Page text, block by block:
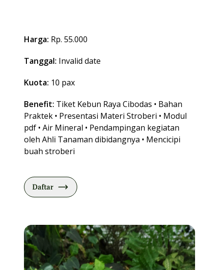
Harga: Rp. 55.000
Tanggal: Invalid date
Kuota: 10 pax
Benefit: Tiket Kebun Raya Cibodas • Bahan
Praktek • Presentasi Materi Stroberi • Modul
pdf • Air Mineral • Pendampingan kegiatan
oleh Ahli Tanaman dibidangnya • Mencicipi
buah stroberi
Daftar